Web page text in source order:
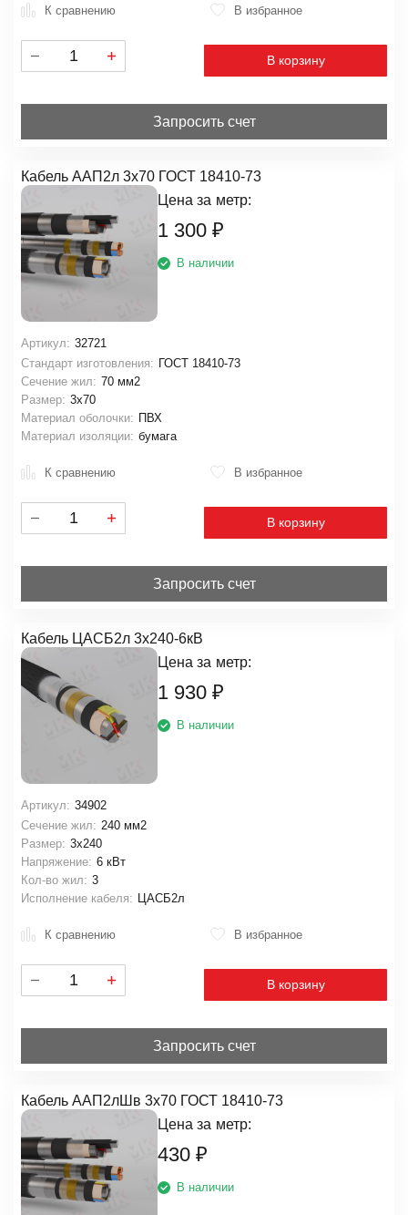
К сравнению В избранное
В корзину
Запросить счет
Кабель ААП2л 3х70 ГОСТ 18410-73
Цена за метр:
1 300 ₽
В наличии
Артикул: 32721
Стандарт изготовления: ГОСТ 18410-73
Сечение жил: 70 мм2
Размер: 3х70
Материал оболочки: ПВХ
Материал изоляции: бумага
К сравнению В избранное
В корзину
Запросить счет
Кабель ЦАСБ2л 3х240-6кВ
Цена за метр:
1 930 ₽
В наличии
Артикул: 34902
Сечение жил: 240 мм2
Размер: 3х240
Напряжение: 6 кВт
Кол-во жил: 3
Исполнение кабеля: ЦАСБ2л
К сравнению В избранное
В корзину
Запросить счет
Кабель ААП2лШв 3х70 ГОСТ 18410-73
Цена за метр:
430 ₽
В наличии